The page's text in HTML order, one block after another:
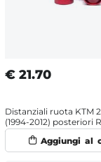
€ 21.70
Distanziali ruota KTM
(1994-2012) posteriori